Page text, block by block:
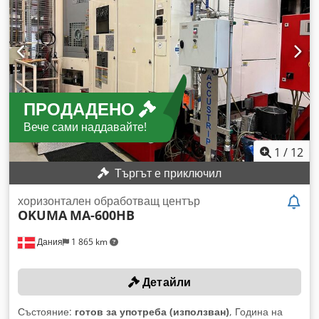
отстрани на плочата
ПРОДАДЕНО
Вече сами наддавайте!
1 / 12
Търгът е приключил
Дания 1 865 km
хоризонтален обработващ център
OKUMA MA-600HB
Детайли
Състояние: готов за употреба (използван), Година на